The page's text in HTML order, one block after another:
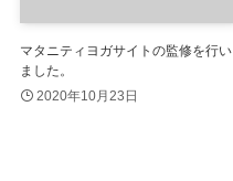
マタニティヨガサイトの監修を行い
ました。
2020年10月23日